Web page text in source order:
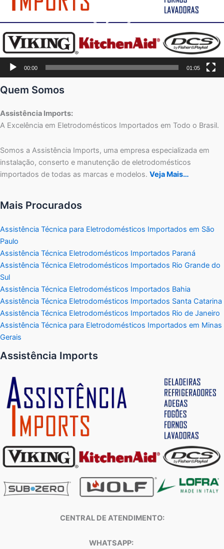
00:00 01:05
Quem Somos
Assistência Imports:
A Excelência em Eletrodomésticos Importados em Todo o Brasil.
Somos a Assistência Imports, uma empresa especializada em
instalação, conserto e manutenção de eletrodomésticos
importados de todas as marcas e modelos. Veja Mais…
Mais Procurados
Assistência Técnica para Eletrodomésticos Importados em São
Paulo
Assistência Técnica Eletrodomésticos Importados Paraná
Assistência Técnica Eletrodomésticos Importados Rio Grande do
Sul
Assistência Técnica Eletrodomésticos Importados Bahia
Assistência Técnica Eletrodomésticos Importados Santa Catarina
Assistência Técnica Eletrodomésticos Importados Rio de Janeiro
Assistência Técnica para Eletrodomésticos Importados em Minas
Gerais
Assistência Imports
CENTRAL DE ATENDIMENTO:
WHATSAPP: